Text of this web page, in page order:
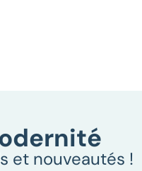
et nouveautés !